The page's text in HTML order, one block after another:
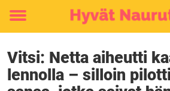
Toggle
Vitsi: Netta aiheutti
lennolla – silloin